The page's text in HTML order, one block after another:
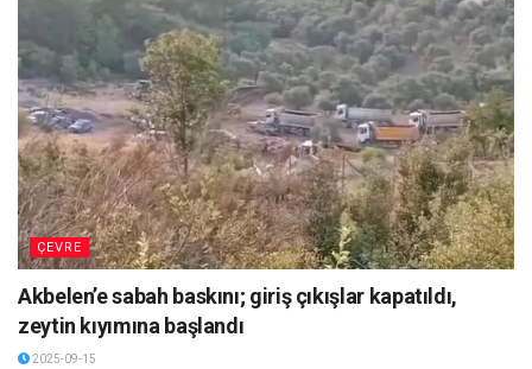
ÇEVRE
Akbelen’e sabah baskını; giriş çıkışlar kapatıldı,
zeytin kıyımına başlandı
2025-09-15